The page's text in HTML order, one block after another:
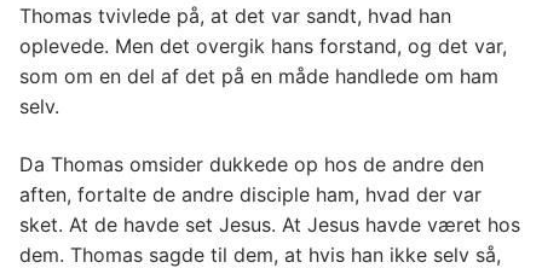
Thomas tvivlede på, at det var sandt, hvad han
oplevede. Men det overgik hans forstand, og det var,
som om en del af det på en måde handlede om ham
selv.
Da Thomas omsider dukkede op hos de andre den
aften, fortalte de andre disciple ham, hvad der var
sket. At de havde set Jesus. At Jesus havde været hos
dem. Thomas sagde til dem, at hvis han ikke selv så,